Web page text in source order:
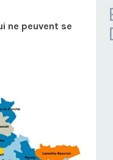
ne peuvent se